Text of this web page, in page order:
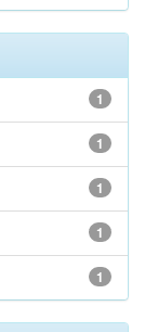
1
1
1
1
1